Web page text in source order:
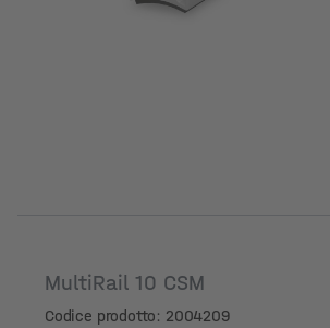
MultiRail 10 CSM
Codice prodotto: 2004209